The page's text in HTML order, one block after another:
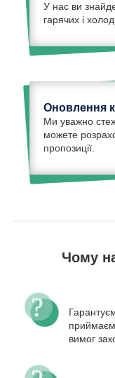
У нас ви
гарячих і
Оновлення
Ми уважно
можете
пропозиції.
Чому
вимог